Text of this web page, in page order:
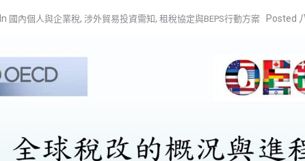
國內個人與企業稅, 涉外貿易投資需知, 租稅協定與BEPS行動方案